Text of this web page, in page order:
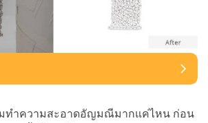
ทำความสะอาดอัญมณีมากแค่ไหน ก่อน